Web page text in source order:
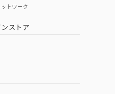
トワーク
ストア